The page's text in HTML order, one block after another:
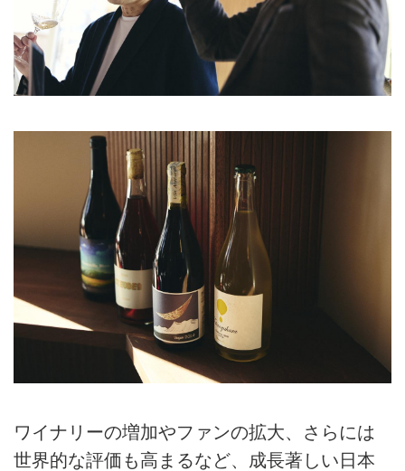
ワイナリーの増加やファンの拡大、さらには
世界的な評価も高まるなど、成長著しい日本